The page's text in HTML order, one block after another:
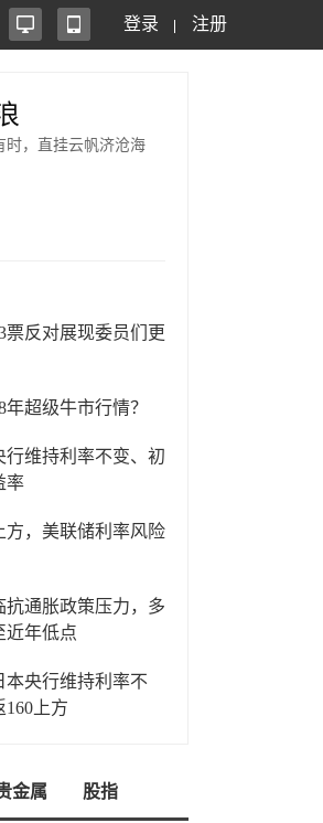
登录 注册
时，直挂云帆济沧海
票反对展现委员们更
超级牛市行情？
维持利率不变、初
率
方，美联储利率风险
抗通胀政策压力，多
近年低点
本央行维持利率不
上方
金属 股指